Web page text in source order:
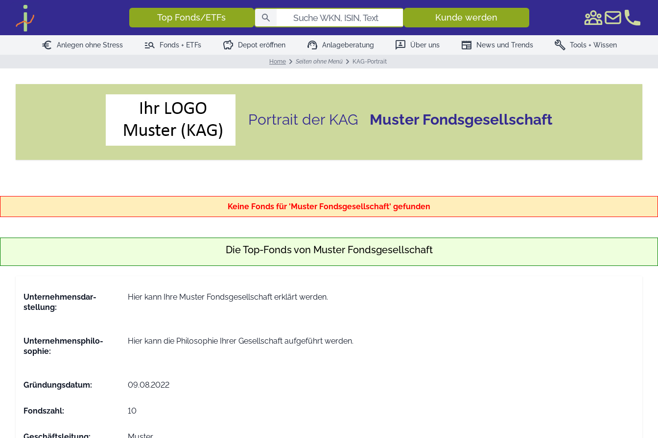
Top Fonds/ETFs Fondssuche WKN/ISIN
Kunde werden
euro Anlegen ohne Stress manage_search Fonds + ETFs savings Depot eröffnen support_agent Anlageberatung 3p Über uns newspaper News und Trends build Tools + Wissen
Home Seiten ohne Menü KAG-Portrait
Portrait der KAG Muster Fondsgesellschaft
Keine Fonds für 'Muster Fondsgesellschaft' gefunden
Die Top-Fonds von Muster Fondsgesellschaft
Unter­nehmens­dar­
stellung:
Hier kann Ihre Muster Fondsgesellschaft erklärt werden.
Unter­nehmens­philo­
sophie:
Hier kann die Philosophie Ihrer Gesellschaft aufgeführt werden.
Gründungs­datum: 09.08.2022
Fondszahl: 10